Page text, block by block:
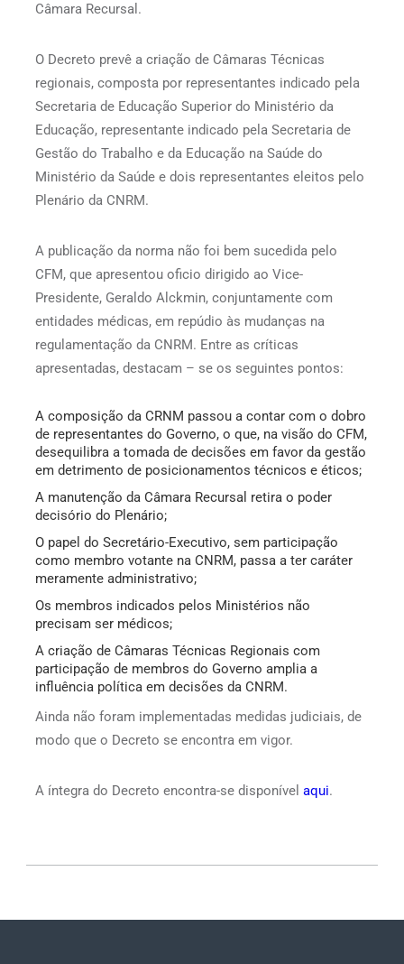
Câmara Recursal.
O Decreto prevê a criação de Câmaras Técnicas
regionais, composta por representantes indicado pela
Secretaria de Educação Superior do Ministério da
Educação, representante indicado pela Secretaria de
Gestão do Trabalho e da Educação na Saúde do
Ministério da Saúde e dois representantes eleitos pelo
Plenário da CNRM.
A publicação da norma não foi bem sucedida pelo
CFM, que apresentou oficio dirigido ao Vice-
Presidente, Geraldo Alckmin, conjuntamente com
entidades médicas, em repúdio às mudanças na
regulamentação da CNRM. Entre as críticas
apresentadas, destacam – se os seguintes pontos:
A composição da CRNM passou a contar com o dobro
de representantes do Governo, o que, na visão do CFM,
desequilibra a tomada de decisões em favor da gestão
em detrimento de posicionamentos técnicos e éticos;
A manutenção da Câmara Recursal retira o poder
decisório do Plenário;
O papel do Secretário-Executivo, sem participação
como membro votante na CNRM, passa a ter caráter
meramente administrativo;
Os membros indicados pelos Ministérios não
precisam ser médicos;
A criação de Câmaras Técnicas Regionais com
participação de membros do Governo amplia a
influência política em decisões da CNRM.
Ainda não foram implementadas medidas judiciais, de
modo que o Decreto se encontra em vigor.
A íntegra do Decreto encontra-se disponívelaqui.